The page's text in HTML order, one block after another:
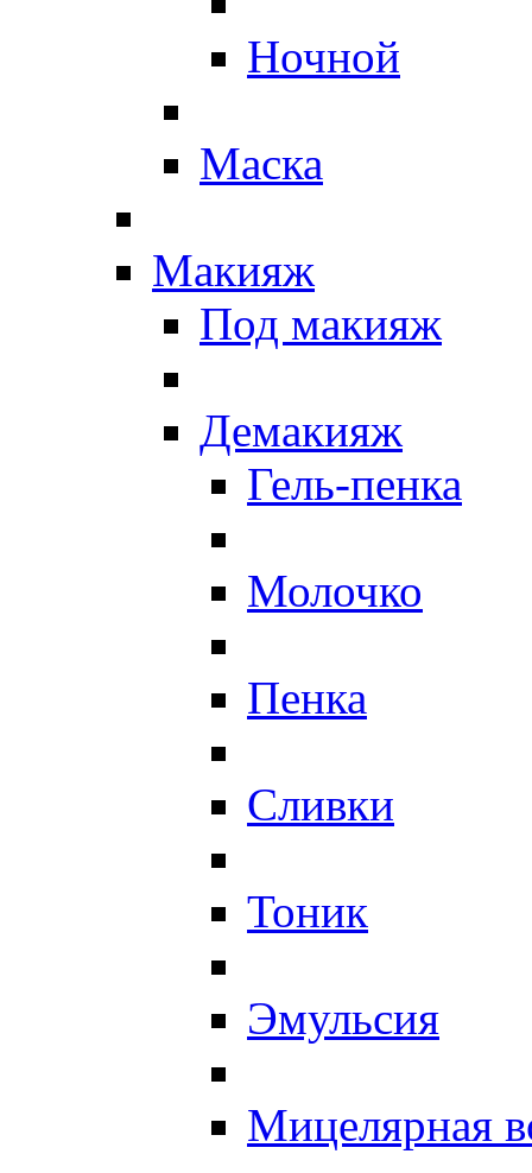
Ночной
Маска
Макияж
Под макияж
Демакияж
Гель-пенка
Молочко
Пенка
Сливки
Тоник
Эмульсия
Мицелярная